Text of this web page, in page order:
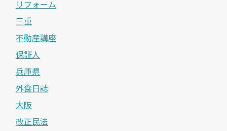
リフォーム
三重
不動産講座
保証人
兵庫県
外食日誌
大阪
改正民法